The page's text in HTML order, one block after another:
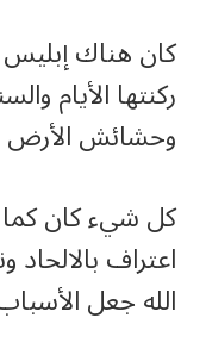
كان هناك
ركنتها الأيام
وحشائش
كل شيء كان كما
اعتراف
الله جعل